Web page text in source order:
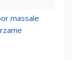
massale